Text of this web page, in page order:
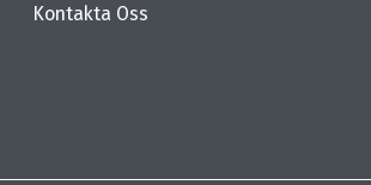
Kontakta Oss